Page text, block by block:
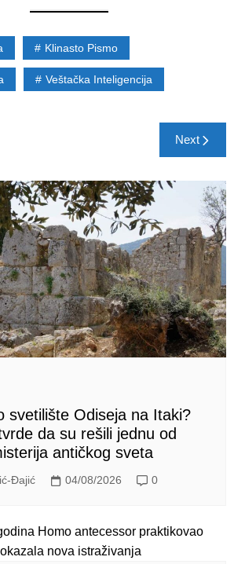
Klinasto Pismo
Veštačka Inteligencija
Next
svetilište Odiseja na Itaki?
da su rešili jednu od
antičkog sveta
Đajić 04/08/2026 0